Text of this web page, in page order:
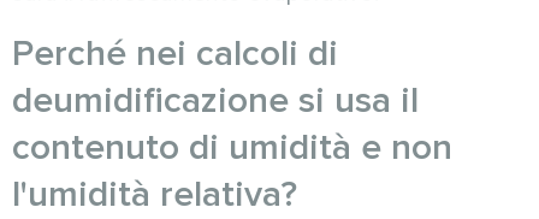
Perché nei calcoli di
deumidificazione si usa il
contenuto di umidità e non
l'umidità relativa?